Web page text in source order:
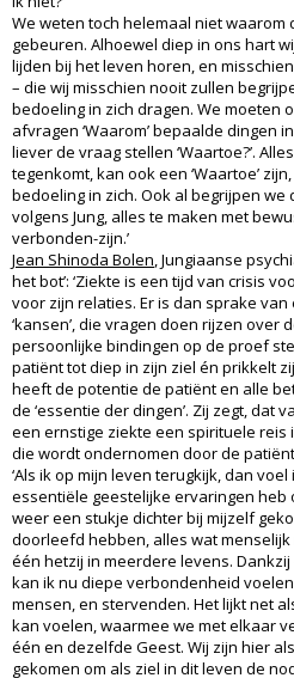
We weten toch helemaal niet waarom
gebeuren. Alhoewel diep in ons hart
lijden bij het leven horen, en
– die wij misschien nooit zullen
bedoeling in zich dragen. We moeten
afvragen ‘Waarom’ bepaalde dingen
liever de vraag stellen ‘Waartoe?’.
tegenkomt, kan ook een ‘Waartoe’
bedoeling in zich. Ook al begrijpen we
volgens Jung, alles te maken met
verbonden-zijn.’
Jean Shinoda Bolen, Jungiaanse
het bot’: ‘Ziekte is een tijd van crisis
voor zijn relaties. Er is dan sprake van
‘kansen’, die vragen doen rijzen over
persoonlijke bindingen op de proef
patiënt tot diep in zijn ziel én prikkelt
heeft de potentie de patiënt en alle
de ‘essentie der dingen’. Zij zegt, dat
een ernstige ziekte een spirituele reis
die wordt ondernomen door de
‘Als ik op mijn leven terugkijk, dan
essentiële geestelijke ervaringen heb
weer een stukje dichter bij mijzelf
doorleefd hebben, alles wat
één hetzij in meerdere levens.
kan ik nu diepe verbondenheid
mensen, en stervenden. Het lijkt net
kan voelen, waarmee we met elkaar
één en dezelfde Geest. Wij zijn hier
gekomen om als ziel in dit leven de